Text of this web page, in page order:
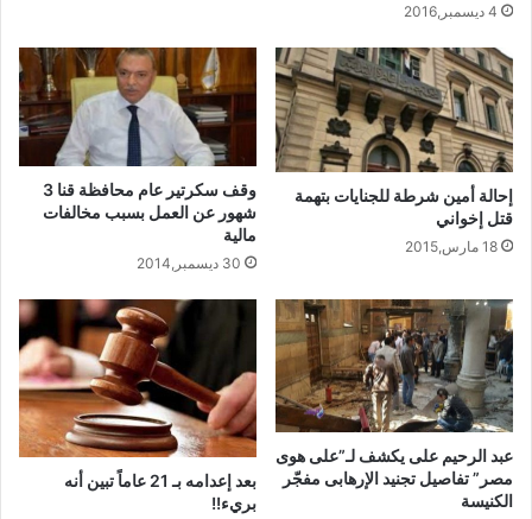
4 ديسمبر,2016
إحالة أمين شرطة للجنايات بتهمة
قتل إخواني
18 مارس,2015
وقف سكرتير عام محافظة قنا 3
شهور عن العمل بسبب مخالفات
مالية
30 ديسمبر,2014
عبد الرحيم على يكشف لـ”على هوى
مصر” تفاصيل تجنيد الإرهابى مفجّر
الكنيسة
بعد إعدامه بـ 21 عاماً تبين أنه
بريء!!